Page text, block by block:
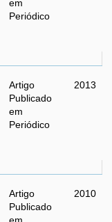
em
Periódico
Artigo
Publicado
em
Periódico
2013
Artigo
Publicado
2010